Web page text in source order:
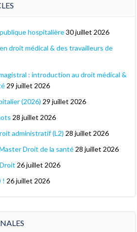
hospitalière30 juillet 2026
droit médical & des travailleurs de
: introduction au droit médical &
29 juillet 2026
(2026) 29 juillet 2026
28 juillet 2026
administratif (L2) 28 juillet 2026
Droit de la santé 28 juillet 2026
26 juillet 2026
! 26 juillet 2026